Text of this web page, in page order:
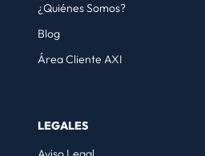
¿Quiénes Somos?
Blog
Área Cliente AXI
LEGALES